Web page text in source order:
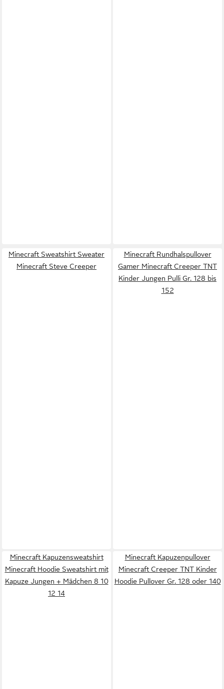
Minecraft Sweatshirt Sweater
Minecraft Steve Creeper
Minecraft Rundhalspullover
Gamer Minecraft Creeper TNT
Kinder Jungen Pulli Gr. 128 bis
152
Minecraft Kapuzensweatshirt
Minecraft Hoodie Sweatshirt mit
Kapuze Jungen + Mädchen 8 10
12 14
Minecraft Kapuzenpullover
Minecraft Creeper TNT Kinder
Hoodie Pullover Gr. 128 oder 140